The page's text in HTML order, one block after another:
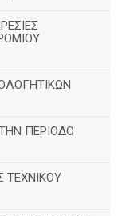
ΠΕΡΙΟΔΟ
ΤΕΧΝΙΚΟΥ